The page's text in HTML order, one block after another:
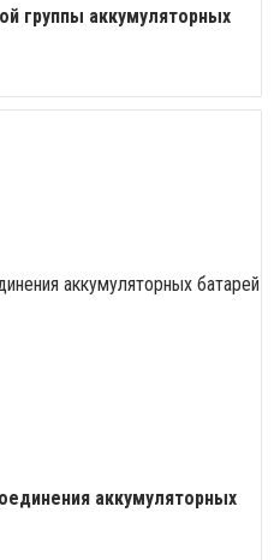
группы аккумуляторных
аккумуляторных